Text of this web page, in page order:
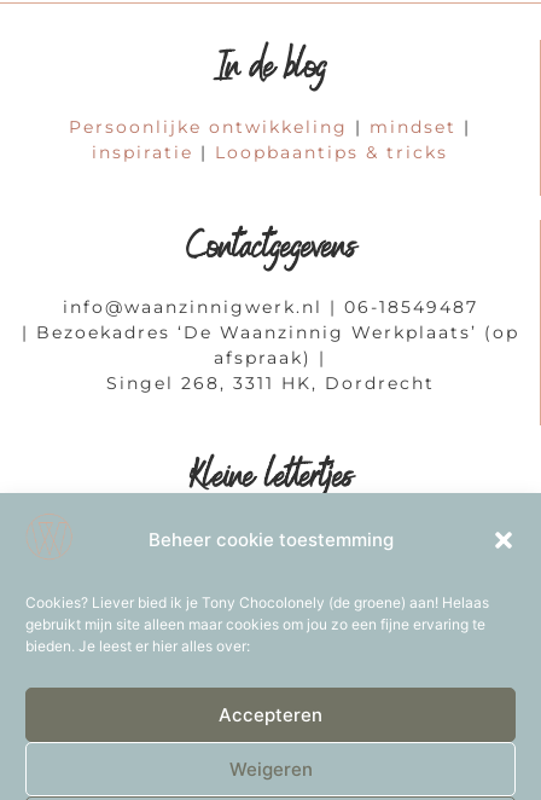
Beheer cookie toestemming
Cookies? Liever bied ik je Tony Chocolonely (de groene) aan! Helaas
gebruikt mijn site alleen maar cookies om jou zo een fijne ervaring te
bieden. Je leest er hier alles over:
Accepteren
Weigeren
In de blog
Persoonlijke ontwikkeling | mindset |
inspiratie | Loopbaantips & tricks
Contactgegevens
info@waanzinnigwerk.nl | 06-18549487
| Bezoekadres ‘De Waanzinnig Werkplaats’ (op
afspraak) |
Singel 268, 3311 HK, Dordrecht
Kleine lettertjes
Algemene voorwaarden|Privacyverklaring
|Cookiebeleid
KvK: 70423199 | Rekeningnummer: NL 63 KNAB 0257037810
| BTW: NL 002028395B15